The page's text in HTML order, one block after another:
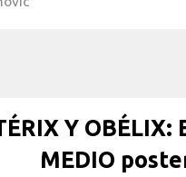
Y OBÉLIX:
MEDIO